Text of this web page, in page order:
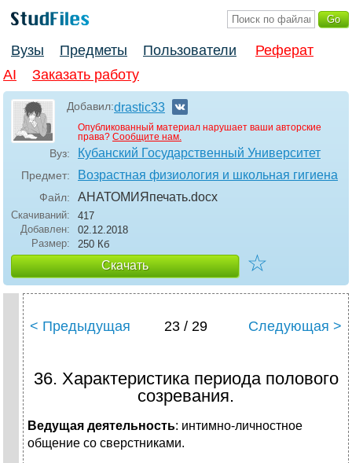
Вузы Предметы Пользователи
Реферат
AI
Заказать работу
Добавил:drastic33
Опубликованный материал нарушает ваши авторские
права? Сообщите нам.
Вуз: Кубанский Государственный Университет
Предмет: Возрастная физиология и школьная гигиена
Файл: АНАТОМИЯпечать.docx
Скачиваний:
417
Добавлен:
02.12.2018
Размер:
250 Кб
Скачать ☆
< Предыдущая 23 / 29 Следующая >
36. Характеристика периода полового
созревания.
Ведущая деятельность: интимно-личностное
общение со сверстниками.